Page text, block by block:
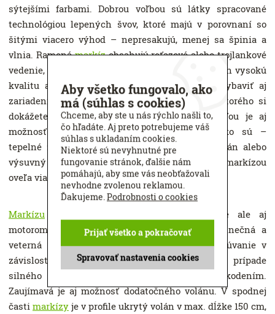
sýtejšími farbami. Dobrou voľbou sú látky spracované
technológiou lepených švov, ktoré majú v porovnaní so
šitými viacero výhod – nepresakujú, menej sa špinia a
vlnia. Ramenámarkízobsahujú reťazové alebo trojlankové
vedenie, vyšší rad až štvorlankové, čo zaručuje ich vysokú
kvalitu a dlhú životnosť.Markízyje možné vybaviť aj
zariadením na zmenu uhla sklonu, pomocou ktorého si
dokážete nastaviť želaný sklon. Samozrejmosťou je aj
možnosť objednania prídavných zariadení ako sú –
tepelné žiariče, LED osvetlenie, dekoratívny volán alebo
výsuvný variovolán, ktoré umožňujú stráviť pod markízou
oveľa viac času.
Markízu je možné ovládať nielen manuálne ale aj
motorom. V prípade motorického ovládania slnečná a
veterná automatika zabezpečí automatické vysúvanie v
závislosti na intenzite slnečných lúčov a v prípade
silného vetra ochráni
pred poškodením.
Zaujímavá je aj možnosť dodatočného volánu. V spodnej
časti markízy je v profile ukrytý volán v max. dĺžke 150 cm,
Aby všetko fungovalo, ako
má (súhlas s cookies)
Chceme, aby ste u nás rýchlo našli to,
čo hľadáte. Aj preto potrebujeme váš
súhlas s ukladaním cookies.
Niektoré sú nevyhnutné pre
fungovanie stránok, ďalšie nám
pomáhajú, aby sme vás neobťažovali
nevhodne zvolenou reklamou.
Ďakujeme.Podrobnosti o cookies
Spravovať nastavenia cookies
Prijať všetko a pokračovať